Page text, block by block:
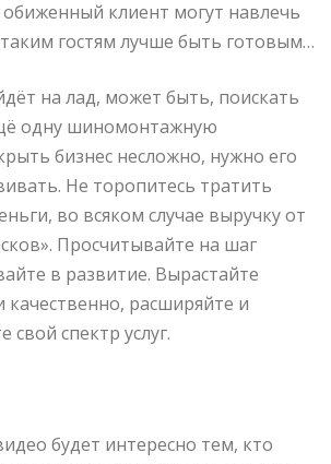
клиент могут навлечь
гостям лучше быть готовым…
на лад, может быть, поискать
одну шиномонтажную
бизнес несложно, нужно его
Не торопитесь тратить
во всяком случае выручку от
Просчитывайте на шаг
в развитие. Вырастайте
качественно, расширяйте и
свой спектр услуг.
будет интересно тем, кто